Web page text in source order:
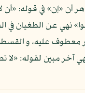
أن «إن» في قوله: «أن
نهي عن الطغيان في
معطوف عليه، و القسط
آخر مبين لقوله: «لا